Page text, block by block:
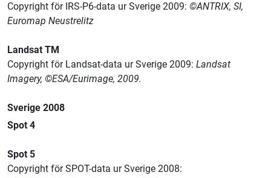
Copyright för IRS-P6-data ur Sverige 2009: ©ANTRIX, SI,
Euromap Neustrelitz
Landsat TM
Copyright för Landsat-data ur Sverige 2009: Landsat
Imagery, ©ESA/Eurimage, 2009.
Sverige 2008
Spot 4
Spot 5
Copyright för SPOT-data ur Sverige 2008: